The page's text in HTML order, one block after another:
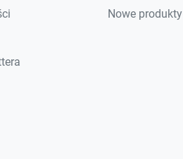
Nowe produkty